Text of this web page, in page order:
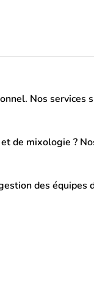
Nos services
de mixologie ?
des équipes